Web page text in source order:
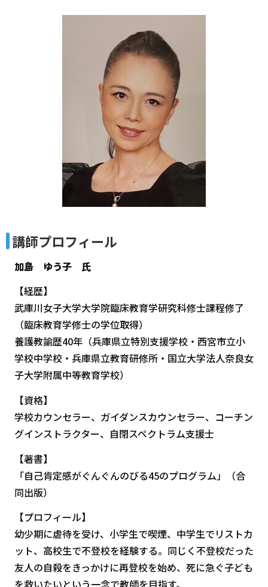
講師プロフィール
加島 ゆう子 氏
【経歴】
武庫川女子大学大学院臨床教育学研究科修士課程修了
（臨床教育学修士の学位取得）
養護教諭歴40年（兵庫県立特別支援学校・西宮市立小
学校中学校・兵庫県立教育研修所・国立大学法人奈良女
子大学附属中等教育学校）
【資格】
学校カウンセラー、ガイダンスカウンセラー、コーチン
グインストラクター、自閉スペクトラム支援士
【著書】
「自己肯定感がぐんぐんのびる45のプログラム」（合
同出版）
【プロフィール】
幼少期に虐待を受け、小学生で喫煙、中学生でリストカ
ット、高校生で不登校を経験する。同じく不登校だった
友人の自殺をきっかけに再登校を始め、死に急ぐ子ども
を救いたいという一念で教師を目指す。